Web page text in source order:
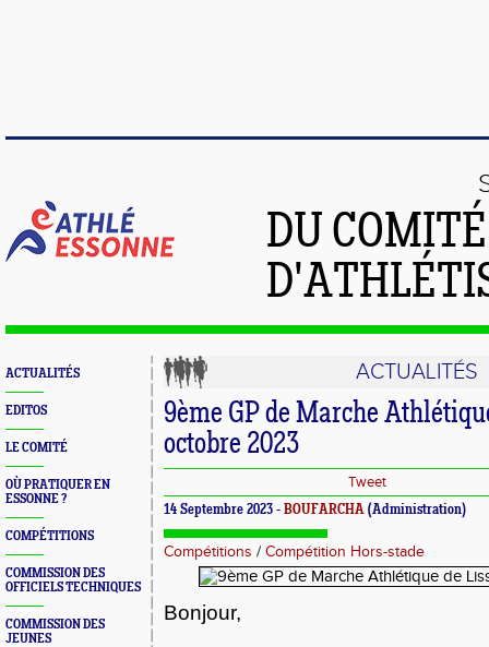
DU
ACTUALITÉS
EDITOS
LE COMITÉ
OÙ PRATIQUER EN
ESSONNE ?
COMPÉTITIONS
COMMISSION DES
OFFICIELS TECHNIQUES
COMMISSION DES
JEUNES
ACTUALITÉS
9ème GP de Marche
octobre 2023
Tweet
14 Septembre 2023 - BOUFARCHA (Administration)
Compétitions / Compétition Hors-stade
Bonjour,